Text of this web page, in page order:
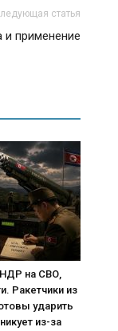
статья
применение
на СВО,
Ракетчики из
ударить
из-за